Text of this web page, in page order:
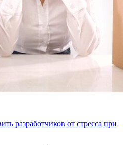
разработчиков от стресса при